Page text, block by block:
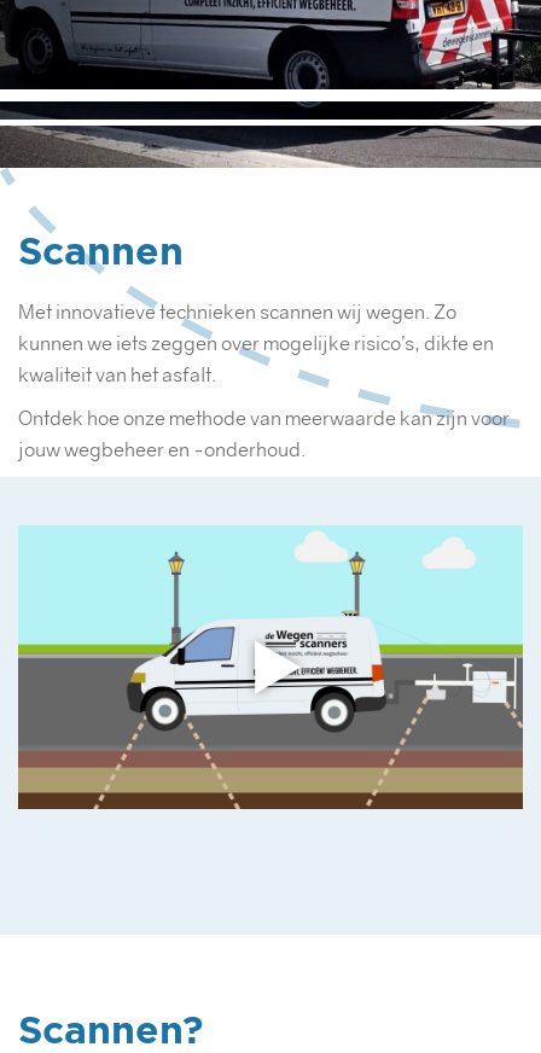
Scannen
Met innovatieve technieken scannen wij wegen. Zo
kunnen we iets zeggen over mogelijke risico’s, dikte en
kwaliteit van het asfalt.
Ontdek hoe onze methode van meerwaarde kan zijn voor
jouw wegbeheer en -onderhoud.
Scannen?